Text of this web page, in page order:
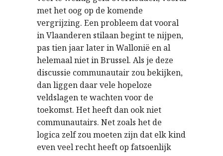
met het oog op de komende
vergrijzing. Een probleem dat vooral
in Vlaanderen stilaan begint te nijpen,
pas tien jaar later in Wallonië en al
helemaal niet in Brussel. Als je deze
discussie communautair zou bekijken,
dan liggen daar vele hopeloze
veldslagen te wachten voor de
toekomst. Het heeft dan ook niet
communautairs. Net zoals het de
logica zelf zou moeten zijn dat elk kind
even veel recht heeft op fatsoenlijk